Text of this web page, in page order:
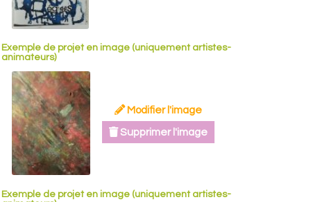
Exemple de projet en image (uniquement artistes-
animateurs)
Modifier l'image
Supprimer l'image
Exemple de projet en image (uniquement artistes-